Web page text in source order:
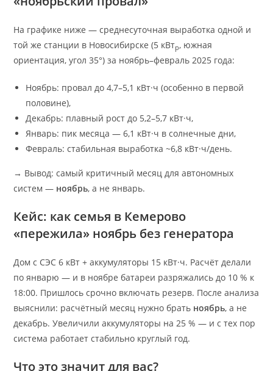
На графике ниже — среднесуточная выработка одной и
той же станции в Новосибирске (5 кВтp, южная
ориентация, угол 35°) за ноябрь–февраль 2025 года:
Ноябрь: провал до 4,7–5,1 кВт·ч (особенно в первой
половине),
Декабрь: плавный рост до 5,2–5,7 кВт·ч,
Январь: пик месяца — 6,1 кВт·ч в солнечные дни,
Февраль: стабильная выработка ~6,8 кВт·ч/день.
→ Вывод: самый критичный месяц для автономных
систем — ноябрь, а не январь.
Кейс: как семья в Кемерово
«пережила» ноябрь без генератора
Дом с СЭС 6 кВт + аккумуляторы 15 кВт·ч. Расчёт делали
по январю — и в ноябре батареи разряжались до 10 % к
18:00. Пришлось срочно включать резерв. После анализа
выяснили: расчётный месяц нужно брать ноябрь, а не
декабрь. Увеличили аккумуляторы на 25 % — и с тех пор
система работает стабильно круглый год.
Что это значит для вас?